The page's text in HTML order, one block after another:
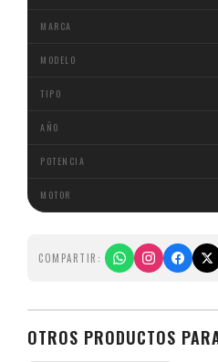
COMPARTIR:
OTROS PRODUCTOS